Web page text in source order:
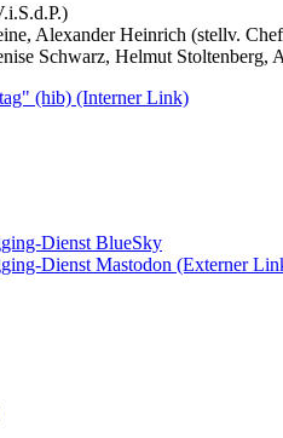
Alexander Heinrich (stellv.
Schwarz, Helmut Stoltenberg,
(hib) (Interner Link)
Dienst BlueSky
Dienst Mastodon (Externer